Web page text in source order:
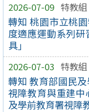
2026-07-09 特教組
轉知 桃園市立桃
度適應運動系列
具」
2026-07-03 特教組
轉知 教育部國民
視障教育與重建
及學前教育署視障